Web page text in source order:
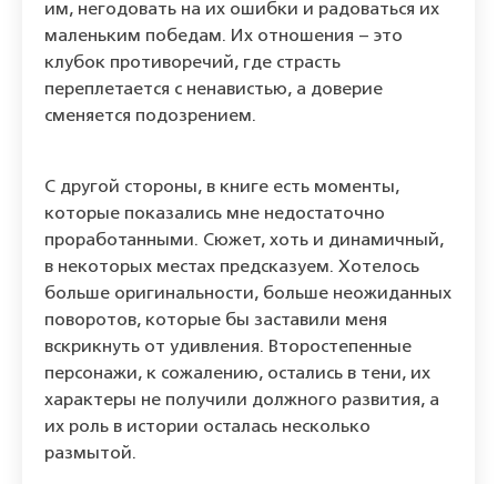
им, негодовать на их ошибки и радоваться их
маленьким победам. Их отношения – это
клубок противоречий, где страсть
переплетается с ненавистью, а доверие
сменяется подозрением.
С другой стороны, в книге есть моменты,
которые показались мне недостаточно
проработанными. Сюжет, хоть и динамичный,
в некоторых местах предсказуем. Хотелось
больше оригинальности, больше неожиданных
поворотов, которые бы заставили меня
вскрикнуть от удивления. Второстепенные
персонажи, к сожалению, остались в тени, их
характеры не получили должного развития, а
их роль в истории осталась несколько
размытой.